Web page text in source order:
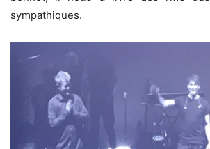
sympathiques.